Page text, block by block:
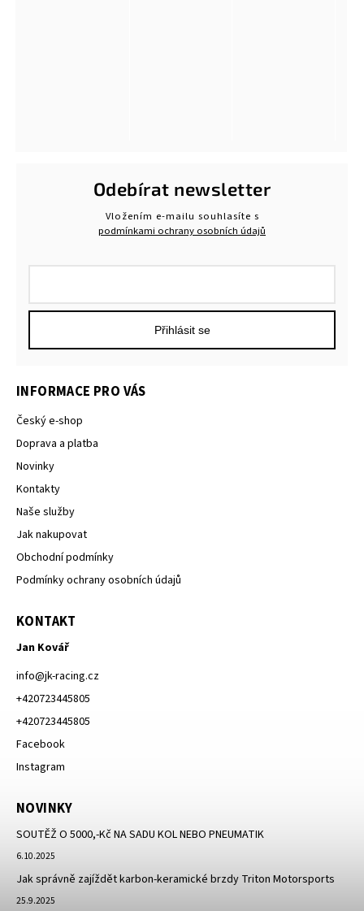
INFORMACE PRO VÁS
Český e-shop
Doprava a platba
Novinky
Kontakty
Naše služby
Jak nakupovat
Obchodní podmínky
Podmínky ochrany osobních údajů
KONTAKT
Jan Kovář
info@jk-racing.cz
+420723445805
+420723445805
Facebook
Instagram
NOVINKY
SOUTĚŽ O 5000,-Kč NA SADU KOL NEBO PNEUMATIK
6.10.2025
Jak správně zajíždět karbon-keramické brzdy Triton Motorsports
25.9.2025
Odebírat newsletter
Vložením e-mailu souhlasíte s
podmínkami ochrany osobních údajů
Přihlásit se